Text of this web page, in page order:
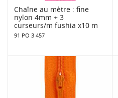
Chaîne au mètre : fine
nylon 4mm + 3
curseurs/m fushia x10 m
91 PO 3 457